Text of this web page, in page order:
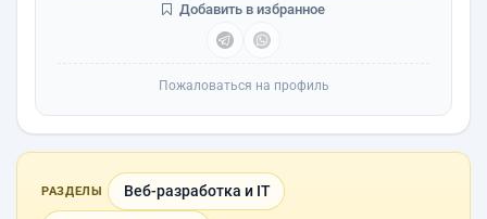
Добавить в избранное
Пожаловаться на профиль
РАЗДЕЛЫ Веб-разработка и IT